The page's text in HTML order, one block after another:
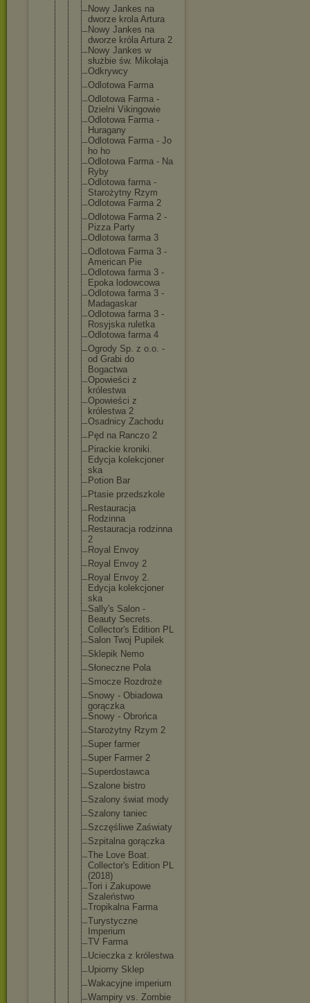
Nowy Jankes na
dworze krola Artura
Nowy Jankes na
dworze króla Artura 2
Nowy Jankes w
służbie św. Mikołaja
Odkrywcy
Odlotowa Farma
Odlotowa Farma -
Dzielni Vikingowie
Odlotowa Farma -
Huragany
Odlotowa Farma - Jo
ho ho
Odlotowa Farma - Na
Ryby
Odlotowa farma -
Starożytny Rzym
Odlotowa Farma 2
Odlotowa Farma 2 -
Pizza Party
Odlotowa farma 3
Odlotowa Farma 3 -
American Pie
Odlotowa farma 3 -
Epoka lodowcowa
Odlotowa farma 3 -
Madagaskar
Odlotowa farma 3 -
Rosyjska ruletka
Odlotowa farma 4
Ogrody Sp. z o.o. -
od Grabi do
Bogactwa
Opowieści z
królestwa
Opowieści z
królestwa 2
Osadnicy Zachodu
Pęd na Ranczo 2
Pirackie kroniki.
Edycja kolekcjoner
ska
Potion Bar
Ptasie przedszkole
Restauracja
Rodzinna
Restauracja rodzinna
2
Royal Envoy
Royal Envoy 2
Royal Envoy 2.
Edycja kolekcjoner
ska
Sally's Salon -
Beauty Secrets.
Collector's Edition PL
Salon Twoj Pupilek
Sklepik Nemo
Słoneczne Pola
Smocze Rozdroże
Snowy - Obiadowa
gorączka
Snowy - Obrońca
Starożytny Rzym 2
Super farmer
Super Farmer 2
Superdostawca
Szalone bistro
Szalony świat mody
Szalony taniec
Szczęśliwe Zaświaty
Szpitalna gorączka
The Love Boat.
Collector's Edition PL
(2018)
Tori i Zakupowe
Szaleństwo
Tropikalna Farma
Turystyczne
Imperium
TV Farma
Ucieczka z królestwa
Upiorny Sklep
Wakacyjne imperium
Wampiry vs. Zombie